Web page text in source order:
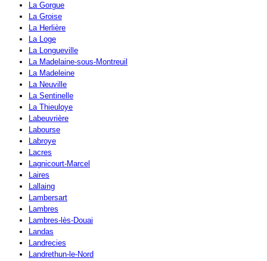
La Gorgue
La Groise
La Herlière
La Loge
La Longueville
La Madelaine-sous-Montreuil
La Madeleine
La Neuville
La Sentinelle
La Thieuloye
Labeuvrière
Labourse
Labroye
Lacres
Lagnicourt-Marcel
Laires
Lallaing
Lambersart
Lambres
Lambres-lès-Douai
Landas
Landrecies
Landrethun-le-Nord